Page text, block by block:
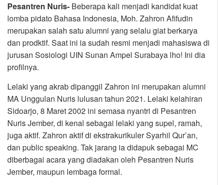
Pesantren Nuris- Beberapa kali menjadi kandidat kuat
lomba pidato Bahasa Indonesia, Moh. Zahron Afifudin
merupakan salah satu alumni yang selalu giat berkarya
dan prodktif. Saat ini ia sudah resmi menjadi mahasiswa di
jurusan Sosiologi UIN Sunan Ampel Surabaya lho! Ini dia
profilnya.
Lelaki yang akrab dipanggil Zahron ini merupakan alumni
MA Unggulan Nuris lulusan tahun 2021. Lelaki kelahiran
Sidoarjo, 8 Maret 2002 ini semasa nyantri di Pesantren
Nuris Jember, di kenal sebagai lelaki yang supel, ramah,
juga aktif. Zahron aktif di ekstrakurikuler Syarhil Qur’an,
dan public speaking. Tak jarang ia didapuk sebagai MC
diberbagai acara yang diadakan oleh Pesantren Nuris
Jember, maupun lembaga formal.